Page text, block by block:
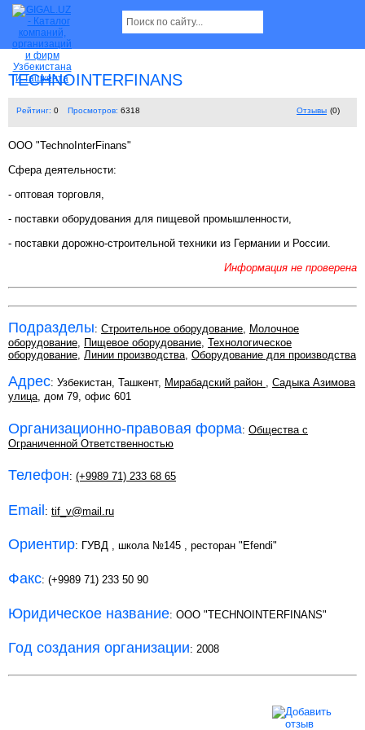
TECHNOINTERFINANS
Рейтинг: 0 Просмотров: 6318 Отзывы (0)
OOO "TechnoInterFinans"
Cфера деятельности:
- оптовая торговля,
- поставки оборудования для пищевой промышленности,
- поставки дорожно-строительной техники из Германии и России.
Информация не проверена
Подразделы: Строительное оборудование, Молочное
оборудование, Пищевое оборудование, Технологическое
оборудование, Линии производства, Оборудование для производства
Адрес: Узбекистан, Ташкент, Мирабадский район , Садыка Азимова
улица, дом 79, офис 601
Организационно-правовая форма: Общества с
Ограниченной Ответственностью
Телефон: (+9989 71) 233 68 65
Email: tif_v@mail.ru
Ориентир: ГУВД , школа №145 , ресторан "Efendi"
Факс: (+9989 71) 233 50 90
Юридическое название: OOO "TECHNOINTERFINANS"
Год создания организации: 2008